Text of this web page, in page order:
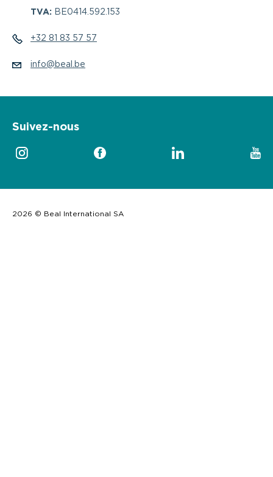
TVA: BE0414.592.153
+32 81 83 57 57
info@beal.be
Suivez-nous
2026 © Beal International SA